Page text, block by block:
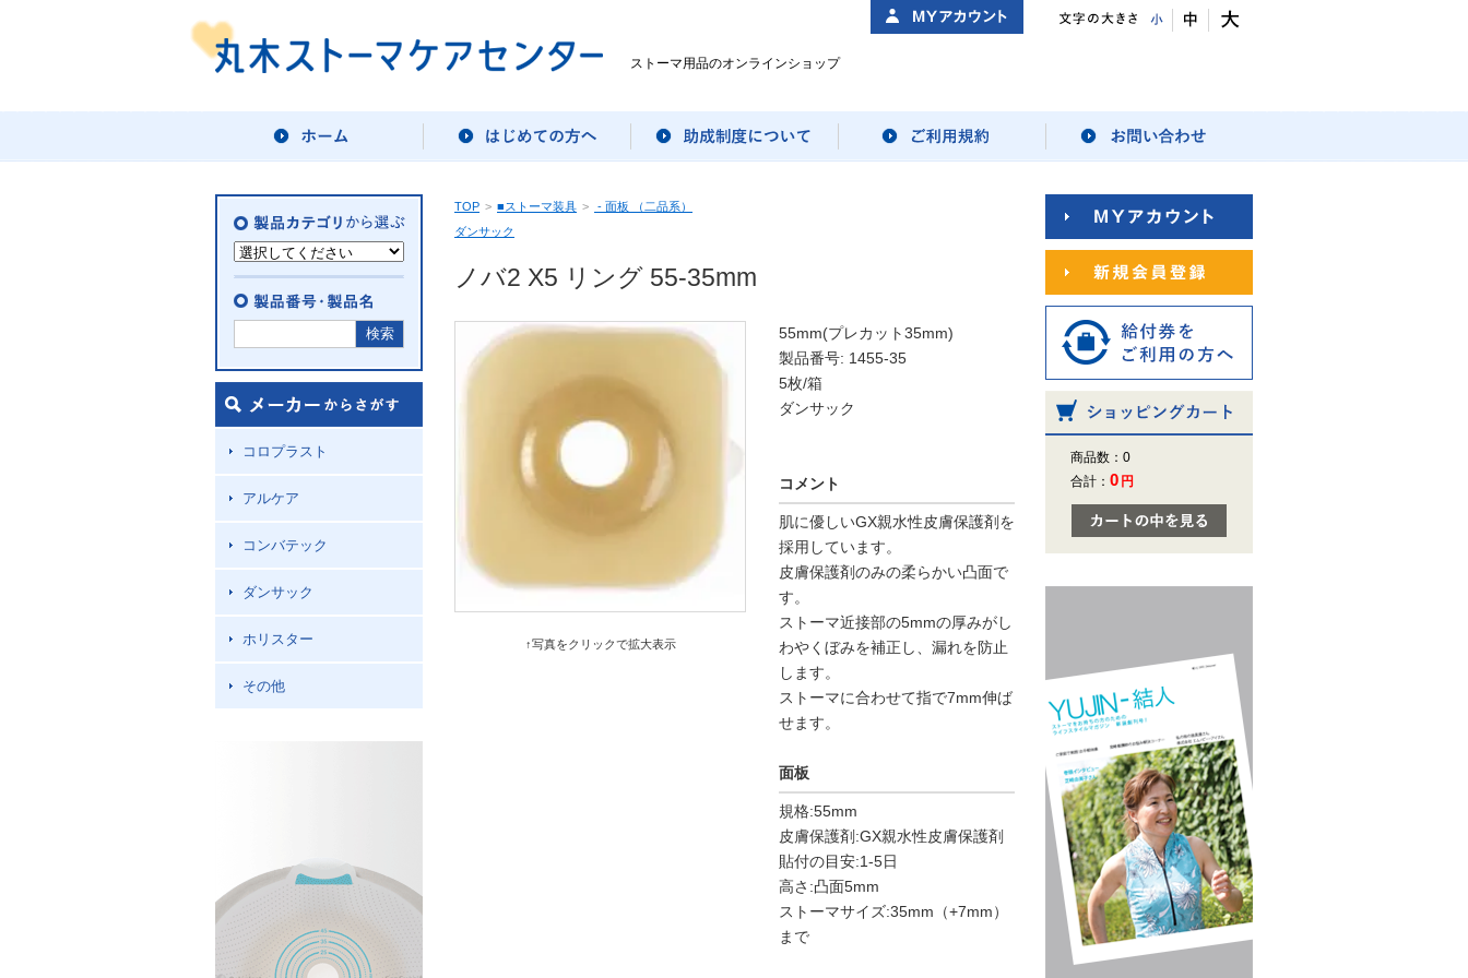
ストーマ用品のオンラインショップ
コロプラスト
アルケア
コンバテック
ダンサック
ホリスター
その他
TOP > ■ストーマ装具 >
- 面板 （二品系）
ダンサック
ノバ2 X5 リング 55-35mm
↑写真をクリックで拡大表示
55mm(プレカット35mm)
製品番号: 1455-35
5枚/箱
ダンサック
コメント
肌に優しいGX親水性皮膚保護剤を
採用しています。
皮膚保護剤のみの柔らかい凸面で
す。
ストーマ近接部の5mmの厚みがし
わやくぼみを補正し、漏れを防止
します。
ストーマに合わせて指で7mm伸ば
せます。
面板
規格:55mm
皮膚保護剤:GX親水性皮膚保護剤
貼付の目安:1-5日
高さ:凸面5mm
ストーマサイズ:35mm（+7mm）
まで
商品数：0
合計： 0 円